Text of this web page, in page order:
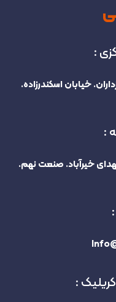
:
خیابان اسکندرزاده.
:
خیرآباد. صنعت نهم.
: